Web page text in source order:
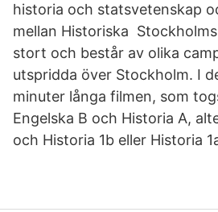
historia och statsvetenskap
mellan Historiska
stort och består av olika
utspridda över Stockholm. I
minuter långa filmen, som
Engelska B och Historia A,
och Historia 1b eller Historia